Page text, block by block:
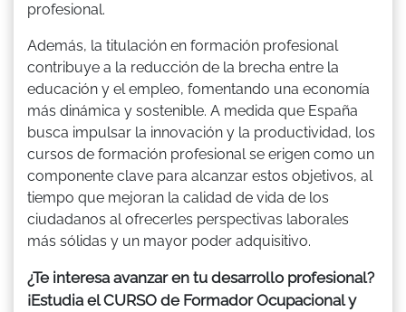
profesional.
Además, la titulación en formación profesional
contribuye a la reducción de la brecha entre la
educación y el empleo, fomentando una economía
más dinámica y sostenible. A medida que España
busca impulsar la innovación y la productividad, los
cursos de formación profesional se erigen como un
componente clave para alcanzar estos objetivos, al
tiempo que mejoran la calidad de vida de los
ciudadanos al ofrecerles perspectivas laborales
más sólidas y un mayor poder adquisitivo.
¿Te interesa avanzar en tu desarrollo profesional?
¡Estudia el CURSO de Formador Ocupacional y